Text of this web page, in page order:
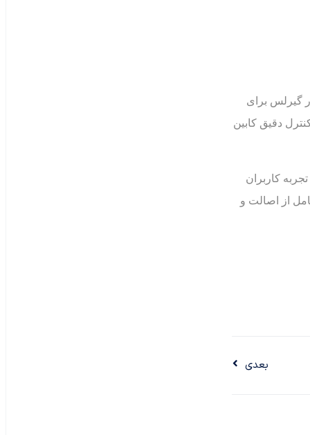
گیرلس برای
دقیق کابین
کاربران
از اصالت و
بعدی